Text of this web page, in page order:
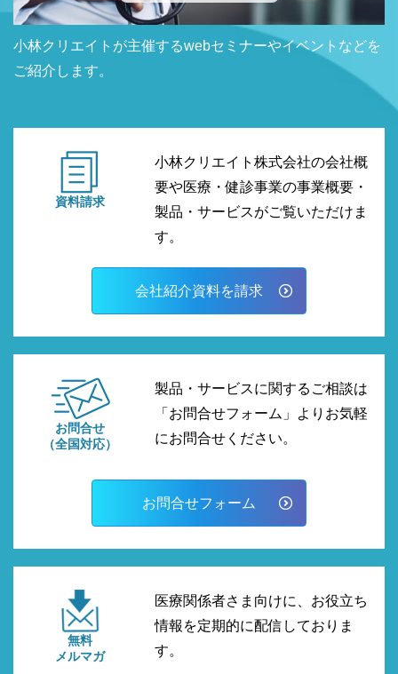
小林クリエイトが主催するwebセミナーやイベントなどを
ご紹介します。
資料請求
小林クリエイト株式会社の会社概
要や医療・健診事業の事業概要・
製品・サービスがご覧いただけま
す。
会社紹介資料を請求
お問合せ
（全国対応）
製品・サービスに関するご相談は
「お問合せフォーム」よりお気軽
にお問合せください。
お問合せフォーム
無料
メルマガ
医療関係者さま向けに、お役立ち
情報を定期的に配信しておりま
す。